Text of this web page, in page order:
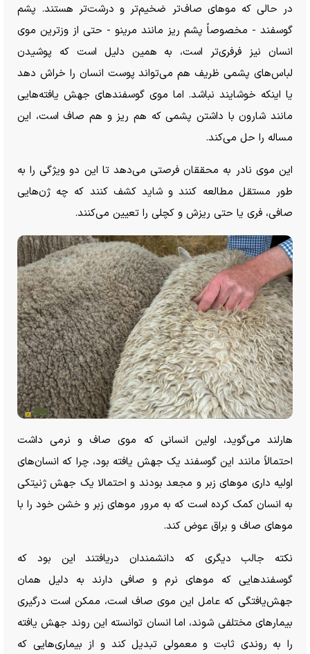
در حالی که مو‌های صاف‌تر ضخیم‌تر و درشت‌تر هستند. پشم
گوسفند - مخصوصاً پشم ریز مانند مرینو - حتی از وزترین موی
انسان نیز فرفری‌تر است، به همین دلیل است که پوشیدن
لباس‌های پشمی ظریف هم می‌تواند پوست انسان را خراش دهد
یا اینکه خوشایند نباشد. اما موی گوسفندهای جهش یافته‌هایی
مانند شارون با داشتن پشمی که هم ریز و هم صاف است، این
مساله را حل می‌کند.
این موی نادر به محققان فرصتی می‌دهد تا این دو ویژگی را به
طور مستقل مطالعه کنند و شاید کشف کنند که چه ژن‌هایی
صافی، فری یا حتی ریزش و کچلی را تعیین می‌کنند.
هارلند می‌گوید، اولین انسانی که موی صاف و نرمی داشت
احتمالاً مانند این گوسفند یک جهش یافته بود، چرا که انسان‌های
اولیه داری موهای زبر و مجعد بودند و احتمالا یک جهش ژنیتکی
به انسان کمک کرده است که به مرور موهای زبر و خشن خود را با
موهای صاف و براق عوض کند.
نکته جالب دیگری که دانشمندان دریافتند این بود که
گوسفندهایی که موهای نرم و صافی دارند به دلیل همان
جهش‌یافتگی که عامل این موی صاف است، ممکن است درگیری
بیمارهای مختلفی شوند، اما انسان توانسته این روند جهش یافته
را به روندی ثابت و معمولی تبدیل کند و از بیماری‌هایی که